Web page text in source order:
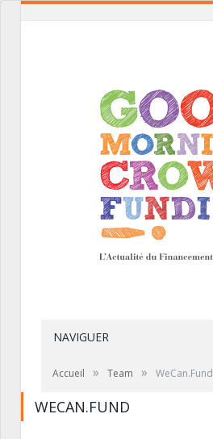
NAVIGUER
Accueil » Team » WeCan.Fund
WECAN.FUND